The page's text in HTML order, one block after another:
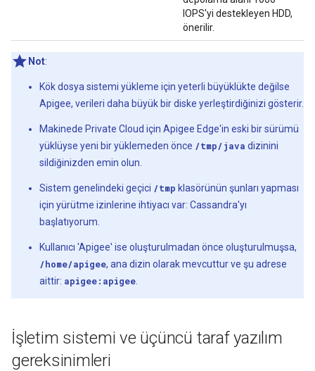
IOPS'yi destekleyen HDD,
önerilir.
Not:
Kök dosya sistemi yükleme için yeterli büyüklükte değilse
Apigee, verileri daha büyük bir diske yerleştirdiğinizi gösterir.
Makinede Private Cloud için Apigee Edge'in eski bir sürümü
yüklüyse yeni bir yüklemeden önce /tmp/java dizinini
sildiğinizden emin olun.
Sistem genelindeki geçici /tmp klasörünün şunları yapması
için yürütme izinlerine ihtiyacı var: Cassandra'yı
başlatıyorum.
Kullanıcı 'Apigee' ise oluşturulmadan önce oluşturulmuşsa,
/home/apigee, ana dizin olarak mevcuttur ve şu adrese
aittir: apigee:apigee
İşletim sistemi ve üçüncü taraf yazılım
gereksinimleri